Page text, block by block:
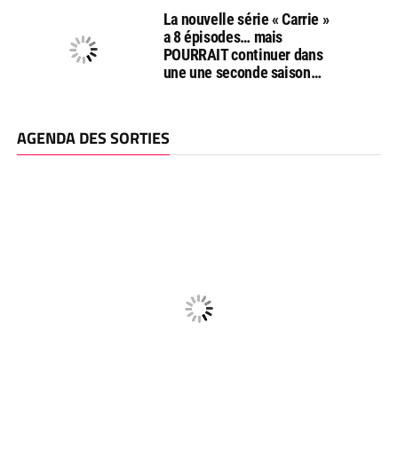
La nouvelle série « Carrie »
a 8 épisodes… mais
POURRAIT continuer dans
une une seconde saison…
AGENDA DES SORTIES